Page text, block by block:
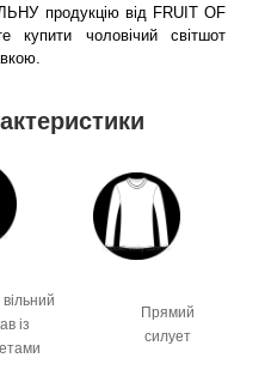
продукцію від FRUIT OF
чоловічий світшот
із
Прямий
силует